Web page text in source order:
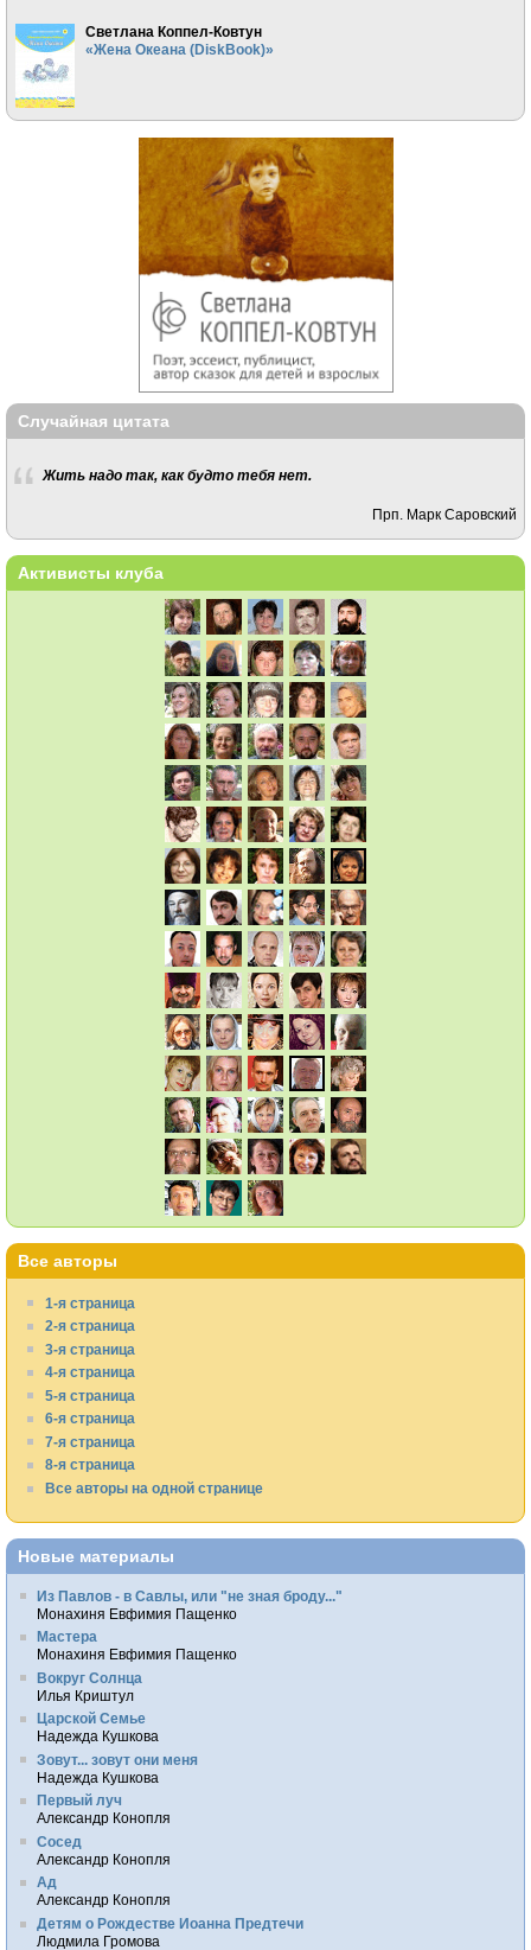
Светлана Коппел-Ковтун
«Жена Океана (DiskBook)»
Случайная цитата
Жить надо так, как будто тебя нет.
Прп. Марк Саровский
Активисты клуба
Все авторы
1-я страница
2-я страница
3-я страница
4-я страница
5-я страница
6-я страница
7-я страница
8-я страница
Все авторы на одной странице
Новые материалы
Из Павлов - в Савлы, или "не зная броду..."
Монахиня Евфимия Пащенко
Мастера
Монахиня Евфимия Пащенко
Вокруг Солнца
Илья Криштул
Царской Семье
Надежда Кушкова
Зовут... зовут они меня
Надежда Кушкова
Первый луч
Александр Конопля
Сосед
Александр Конопля
Ад
Александр Конопля
Детям о Рождестве Иоанна Предтечи
Людмила Громова